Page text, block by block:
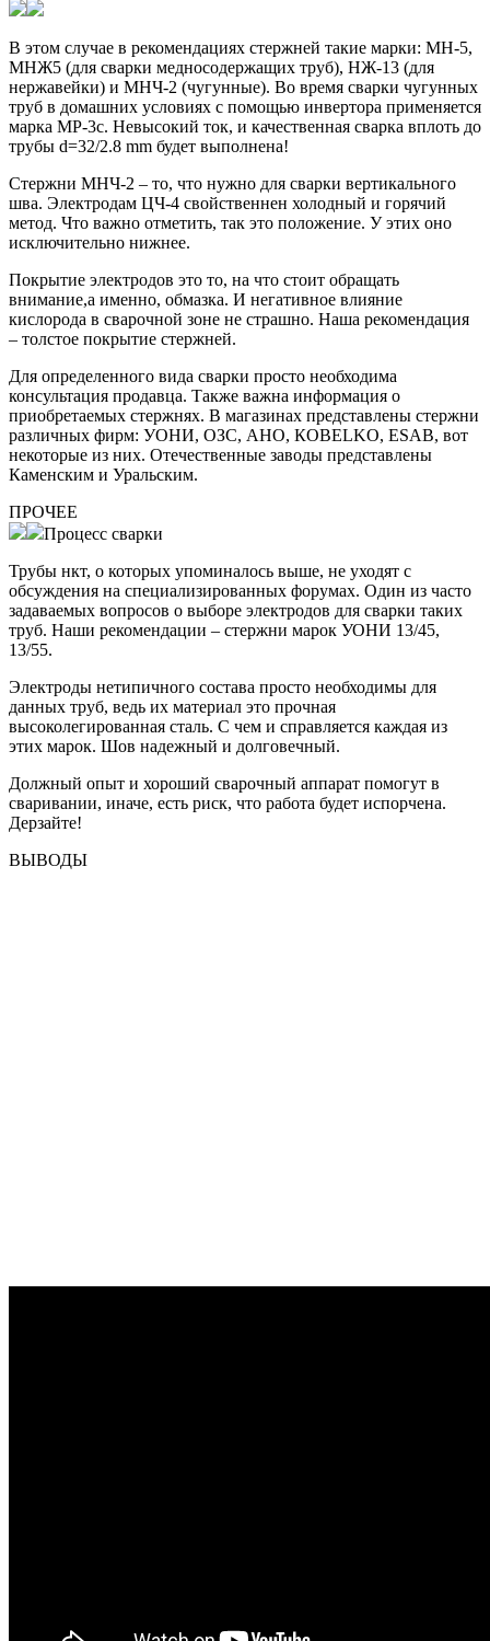
В этом случае в рекомендациях стержней такие марки: MH-5,
MHЖ5 (для сварки медносодержащих труб), HЖ-13 (для
нержавейки) и MHЧ-2 (чугунные). Во время сварки чугунных
труб в домашних условиях с помощью инвертора применяется
марка МР-3с. Невысокий ток, и качественная сварка вплоть до
трубы d=32/2.8 mm будет выполнена!
Стержни МНЧ-2 – то, что нужно для сварки вертикального
шва. Электродам ЦЧ-4 свойственнен холодный и горячий
метод. Что важно отметить, так это положение. У этих оно
исключительно нижнее.
Покрытие электродов это то, на что стоит обращать
внимание,а именно, обмазка. И негативное влияние
кислорода в сварочной зоне не страшно. Наша рекомендация
– толстое покрытие стержней.
Для определенного вида сварки просто необходима
консультация продавца. Также важна информация о
приобретаемых стержнях. В магазинах представлены стержни
различных фирм: УOНИ, OЗС, АНO, КОВЕLKO, ЕSAB, вот
некоторые из них. Отечественные заводы представлены
Каменским и Уральским.
ПРОЧЕЕ
Процесс сварки
Трубы нкт, о которых упоминалось выше, не уходят с
обсуждения на специализированных форумах. Один из часто
задаваемых вопросов о выборе электродов для сварки таких
труб. Наши рекомендации – стержни марок УОHИ 13/45,
13/55.
Электроды нетипичного состава просто необходимы для
данных труб, ведь их материал это прочная
высоколегированная сталь. С чем и справляется каждая из
этих марок. Шов надежный и долговечный.
Должный опыт и хороший сварочный аппарат помогут в
сваривании, иначе, есть риск, что работа будет испорчена.
Дерзайте!
ВЫВОДЫ